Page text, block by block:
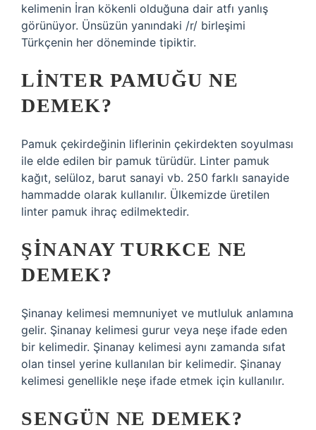
kelimenin İran kökenli olduğuna dair atfı yanlış
görünüyor. Ünsüzün yanındaki /r/ birleşimi
Türkçenin her döneminde tipiktir.
LINTER PAMUĞU NE
DEMEK?
Pamuk çekirdeğinin liflerinin çekirdekten soyulması
ile elde edilen bir pamuk türüdür. Linter pamuk
kağıt, selüloz, barut sanayi vb. 250 farklı sanayide
hammadde olarak kullanılır. Ülkemizde üretilen
linter pamuk ihraç edilmektedir.
ŞINANAY TURKCE NE
DEMEK?
Şinanay kelimesi memnuniyet ve mutluluk anlamına
gelir. Şinanay kelimesi gurur veya neşe ifade eden
bir kelimedir. Şinanay kelimesi aynı zamanda sıfat
olan tinsel yerine kullanılan bir kelimedir. Şinanay
kelimesi genellikle neşe ifade etmek için kullanılır.
SENGÜN NE DEMEK?